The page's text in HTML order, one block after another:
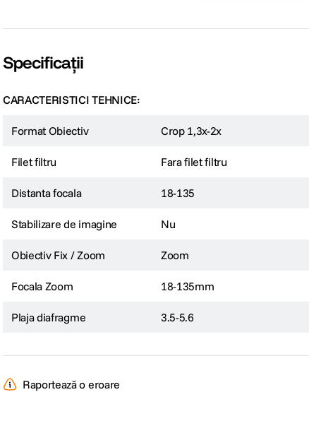
Specificații
CARACTERISTICI TEHNICE:
Format Obiectiv Crop 1,3x-2x
Filet filtru Fara filet filtru
Distanta focala 18-135
Stabilizare de imagine Nu
Obiectiv Fix / Zoom Zoom
Focala Zoom 18-135mm
Plaja diafragme 3.5-5.6
Raportează o eroare